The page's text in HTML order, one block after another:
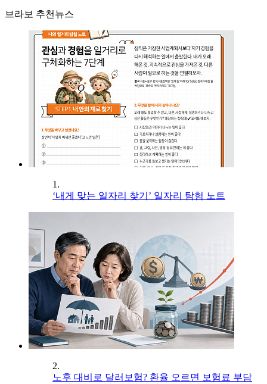
브라보 추천뉴스
1.
‘내게 맞는 일자리 찾기’ 일자리 탐험 노트
2.
노후 대비로 달러보험? 환율 오르면 보험료 부담